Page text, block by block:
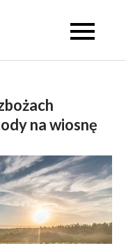
na wiosnę